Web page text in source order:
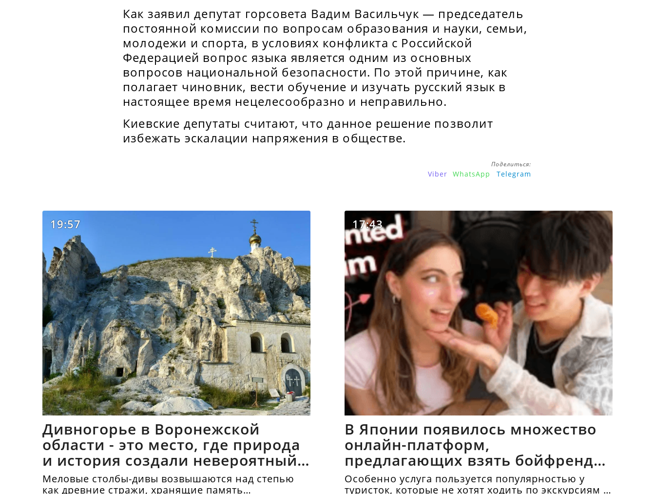
Как заявил депутат горсовета Вадим Васильчук — председатель
постоянной комиссии по вопросам образования и науки, семьи,
молодежи и спорта, в условиях конфликта с Российской
Федерацией вопрос языка является одним из основных
вопросов национальной безопасности. По этой причине, как
полагает чиновник, вести обучение и изучать русский язык в
настоящее время нецелесообразно и неправильно.
Киевские депутаты считают, что данное решение позволит
избежать эскалации напряжения в обществе.
Поделиться:
Viber WhatsApp Telegram
19:57
Дивногорье в Воронежской
области - это место, где природа
и история создали невероятный
синтез
Меловые столбы-дивы возвышаются над степью
как древние стражи, хранящие память
17:43
В Японии появилось множество
онлайн-платформ,
предлагающих взять бойфрендов
напрокат
Особенно услуга пользуется популярностью у
туристок, которые не хотят ходить по экскурсиям и